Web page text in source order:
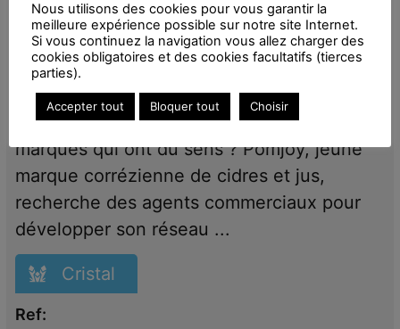
24 Déc 2025 -Pomjoy
Pomjoy recrute des Agents multicartes !
🍎
Tu aimes les produits qui pétillent et les
marques qui ont du sens ? Pomjoy, jeune
marque corrézienne de cidres et jus,
recherche des agents commerciaux pour
développer son réseau ...
Cristal
Ref:
Nous utilisons des cookies pour vous garantir la
meilleure expérience possible sur notre site Internet.
Si vous continuez la navigation vous allez charger des
cookies obligatoires et des cookies facultatifs (tierces
parties).
Accepter tout Bloquer tout Choisir